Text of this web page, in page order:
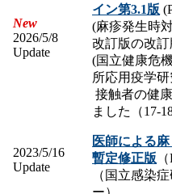
New
2026/5/8
Update
イン第3.1版 (
(麻疹発生時
改訂版の改訂
(国立健康危
所応用疫学
接触者の健
ました（17-
2023/5/16
Update
医師による
暫定修正版
（国立感染